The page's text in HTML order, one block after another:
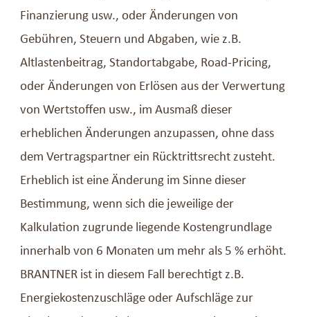
Finanzierung usw., oder Änderungen von
Gebühren, Steuern und Abgaben, wie z.B.
Altlastenbeitrag, Standortabgabe, Road-Pricing,
oder Änderungen von Erlösen aus der Verwertung
von Wertstoffen usw., im Ausmaß dieser
erheblichen Änderungen anzupassen, ohne dass
dem Vertragspartner ein Rücktrittsrecht zusteht.
Erheblich ist eine Änderung im Sinne dieser
Bestimmung, wenn sich die jeweilige der
Kalkulation zugrunde liegende Kostengrundlage
innerhalb von 6 Monaten um mehr als 5 % erhöht.
BRANTNER ist in diesem Fall berechtigt z.B.
Energiekostenzuschläge oder Aufschläge zur